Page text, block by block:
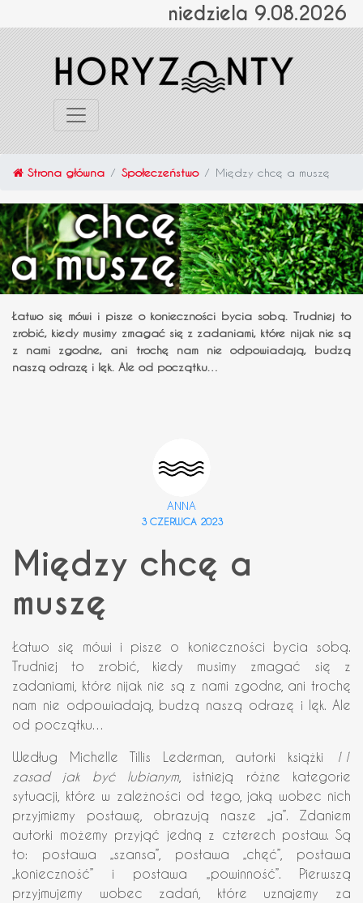
niedziela 9.08.2026
Strona główna Społeczeństwo Między chcę a muszę
Łatwo się mówi i pisze o konieczności bycia sobą. Trudniej to
zrobić, kiedy musimy zmagać się z zadaniami, które nijak nie są
z nami zgodne, ani trochę nam nie odpowiadają, budzą
naszą odrazę i lęk. Ale od początku…
ANNA
3 CZERWCA 2023
Między chcę a
muszę
Łatwo się mówi i pisze o konieczności bycia sobą.
Trudniej to zrobić, kiedy musimy zmagać się z
zadaniami, które nijak nie są z nami zgodne, ani trochę
nam nie odpowiadają, budzą naszą odrazę i lęk. Ale
od początku…
Według Michelle Tillis Lederman, autorki książki
11
zasad jak być lubianym , istnieją różne kategorie
sytuacji, które w zależności od tego, jaką wobec nich
przyjmiemy postawę, obrazują nasze „ja”. Zdaniem
autorki możemy przyjąć jedną z czterech postaw. Są
to: postawa „szansa”, postawa „chęć”, postawa
„konieczność” i postawa „powinność”. Pierwszą
przyjmujemy wobec zadań, które uznajemy za